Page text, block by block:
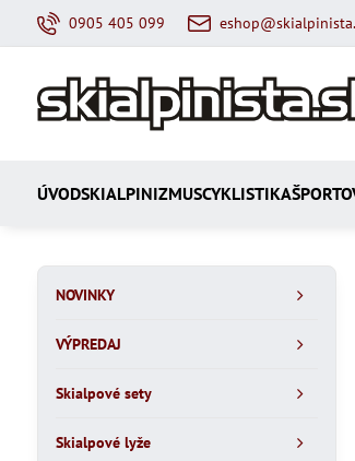
0905 405 099
ÚVODSKIALPINIZMUSCYKLISTIKA
NOVINKY
VÝPREDAJ
Skialpové sety
Skialpové lyže